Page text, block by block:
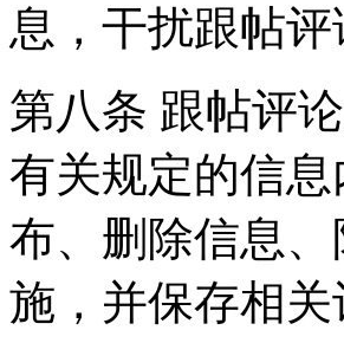
息，干扰跟帖
第八条 跟帖评
有关规定的信
布、删除信息
施，并保存相关